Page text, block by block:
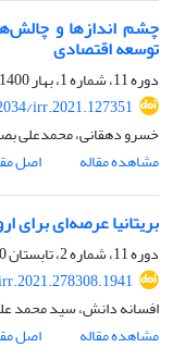
چشم اندازها و
توسعه اقتصادی
دوره 11، شماره 1، بهار 1400، صفحه
irr.2021.127351
خسرو دهقانی، محمدعلی
مشاهده مقاله
اصل
بریتانیا عرصه‌ای برای
دوره 11، شماره 2، تابستان 1400، صفحه
افسانه دانش، سید محمد
مشاهده مقاله
اصل